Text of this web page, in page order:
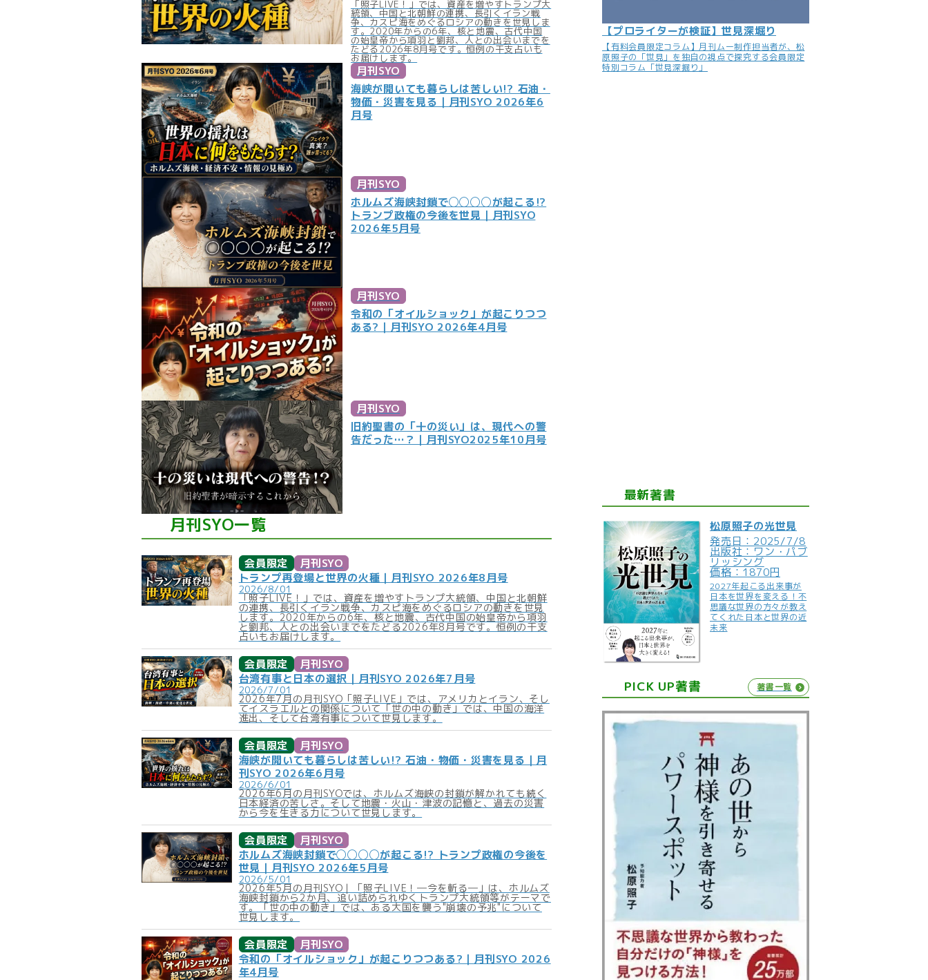
「照子LIVE！」では、資産を増やすトランプ大
統領、中国と北朝鮮の連携、長引くイラン戦
争、カスピ海をめぐるロシアの動きを世見しま
す。2020年からの6年、核と地震、古代中国
の始皇帝から項羽と劉邦、人との出会いまでを
たどる2026年8月号です。恒例の干支占いも
お届けします。
月刊SYO
海峡が開いても暮らしは苦しい!? 石油・
物価・災害を見る｜月刊SYO 2026年6
月号
月刊SYO
ホルムズ海峡封鎖で◯◯◯◯が起こる!?
トランプ政権の今後を世見｜月刊SYO
2026年5月号
月刊SYO
令和の「オイルショック」が起こりつつ
ある?｜月刊SYO 2026年4月号
月刊SYO
旧約聖書の「十の災い」は、現代への警
告だった…？｜月刊SYO2025年10月号
月刊SYO一覧
会員限定
月刊SYO
トランプ再登場と世界の火種｜月刊SYO 2026年8月号
2026/8/01
「照子LIVE！」では、資産を増やすトランプ大統領、中国と北朝鮮
の連携、長引くイラン戦争、カスピ海をめぐるロシアの動きを世見
します。2020年からの6年、核と地震、古代中国の始皇帝から項羽
と劉邦、人との出会いまでをたどる2026年8月号です。恒例の干支
占いもお届けします。
会員限定
月刊SYO
台湾有事と日本の選択｜月刊SYO 2026年7月号
2026/7/01
2026年7月の月刊SYO「照子LIVE」では、アメリカとイラン、そし
てイスラエルとの関係について「世の中の動き」では、中国の海洋
進出、そして台湾有事について世見します。
会員限定
月刊SYO
海峡が開いても暮らしは苦しい!? 石油・物価・災害を見る｜月
刊SYO 2026年6月号
2026/6/01
2026年6月の月刊SYOでは、ホルムズ海峡の封鎖が解かれても続く
日本経済の苦しさ。そして地震・火山・津波の記憶と、過去の災害
から今を生きる力について世見します。
会員限定
月刊SYO
ホルムズ海峡封鎖で◯◯◯◯が起こる!? トランプ政権の今後を
世見｜月刊SYO 2026年5月号
2026/5/01
2026年5月の月刊SYO｜「照子LIVE！―今を斬る―」は、ホルムズ
海峡封鎖から2か月、追い詰められゆくトランプ大統領等がテーマで
す。「世の中の動き」では、ある大国を襲う"崩壊の予兆"について
世見します。
会員限定
月刊SYO
令和の「オイルショック」が起こりつつある?｜月刊SYO 2026
年4月号
【プロライターが検証】世見深堀り
【有料会員限定コラム】月刊ムー制作担当者が、松
原照子の「世見」を独自の視点で探究する会員限定
特別コラム「世見深掘り」
最新著書
松原照子の光世見
発売日：2025/7/8
出版社：ワン・パブ
リッシング
価格：1870円
2027年起こる出来事が
日本を世界を変える！不
思議な世界の方々が教え
てくれた日本と世界の近
未来
PICK UP著書 著書一覧